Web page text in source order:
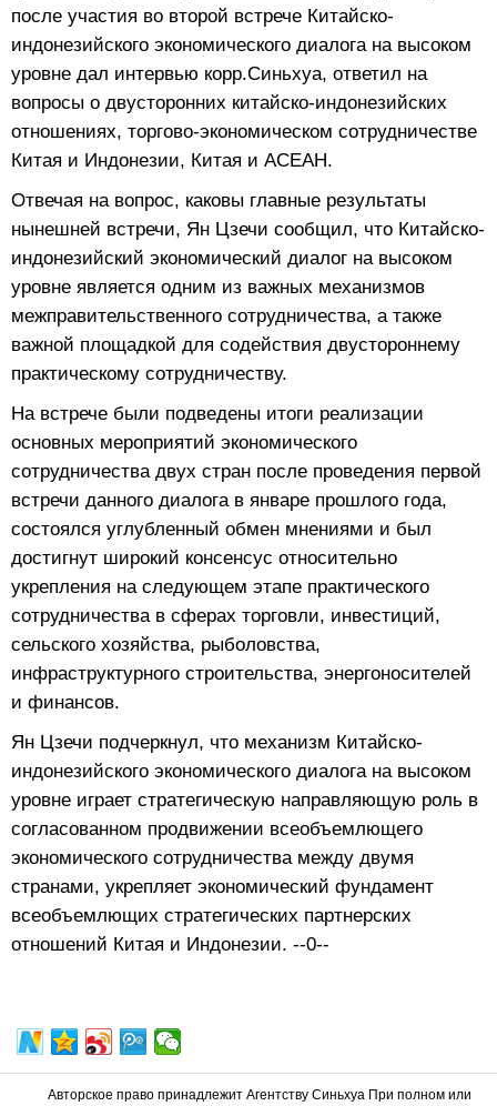
после участия во второй встрече Китайско-
индонезийского экономического диалога на высоком
уровне дал интервью корр.Синьхуа, ответил на
вопросы о двусторонних китайско-индонезийских
отношениях, торгово-экономическом сотрудничестве
Китая и Индонезии, Китая и АСЕАН.
Отвечая на вопрос, каковы главные результаты
нынешней встречи, Ян Цзечи сообщил, что Китайско-
индонезийский экономический диалог на высоком
уровне является одним из важных механизмов
межправительственного сотрудничества, а также
важной площадкой для содействия двустороннему
практическому сотрудничеству.
На встрече были подведены итоги реализации
основных мероприятий экономического
сотрудничества двух стран после проведения первой
встречи данного диалога в январе прошлого года,
состоялся углубленный обмен мнениями и был
достигнут широкий консенсус относительно
укрепления на следующем этапе практического
сотрудничества в сферах торговли, инвестиций,
сельского хозяйства, рыболовства,
инфраструктурного строительства, энергоносителей
и финансов.
Ян Цзечи подчеркнул, что механизм Китайско-
индонезийского экономического диалога на высоком
уровне играет стратегическую направляющую роль в
согласованном продвижении всеобъемлющего
экономического сотрудничества между двумя
странами, укрепляет экономический фундамент
всеобъемлющих стратегических партнерских
отношений Китая и Индонезии. --0--
Авторское право принадлежит Агентству Синьхуа При полном или